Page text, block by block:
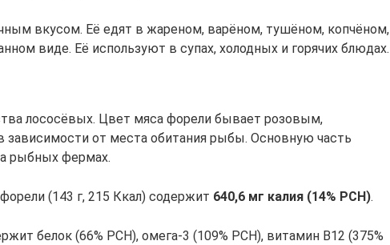
вкусом. Её едят в жареном, варёном, тушёном, копчёном,
виде. Её используют в супах, холодных и горячих блюдах.
лососёвых. Цвет мяса форели бывает розовым,
от места обитания рыбы. Основную часть
рыбных фермах.
(143 г, 215 Ккал) содержит 640,6 мг калия (14% РСН).
белок (66% РСН), омега-3 (109% РСН), витамин В12 (375%